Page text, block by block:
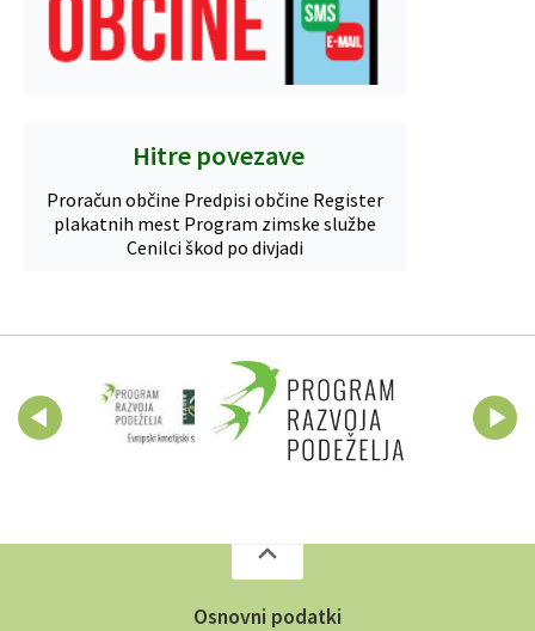
Hitre povezave
Proračun občine Predpisi občine Register
plakatnih mest Program zimske službe
Cenilci škod po divjadi
Osnovni podatki